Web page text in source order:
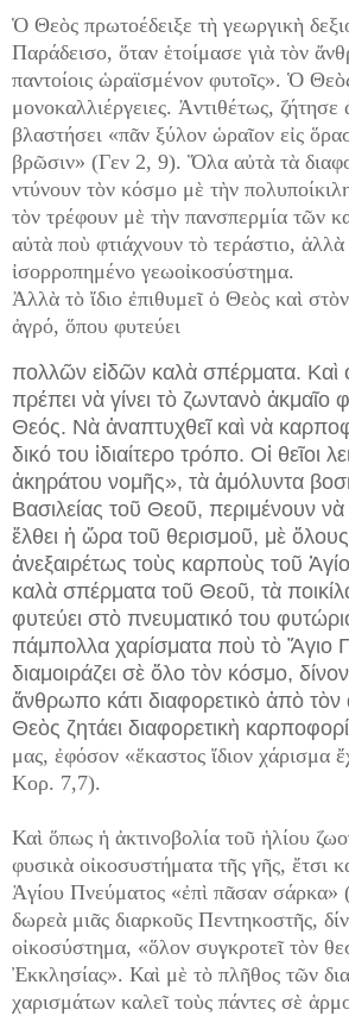
Ὁ Θεὸς πρωτοέδειξε τὴ γεωργικὴ
Παράδεισο, ὅταν ἑτοίμασε γιὰ τὸν
παντοίοις ὡραϊσμένον φυτοῖς». Ὁ
μονοκαλλιέργειες. Ἀντιθέτως,
βλαστήσει «πᾶν ξύλον ὡραῖον εἰς
βρῶσιν» (Γεν 2, 9). Ὅλα αὐτὰ τὰ
ντύνουν τὸν κόσμο μὲ τὴν
τὸν τρέφουν μὲ τὴν πανσπερμία τῶν
αὐτὰ ποὺ φτιάχνουν τὸ τεράστιο, ἀλλὰ
ἰσορροπημένο γεωοἰκοσύστημα.
Ἀλλὰ τὸ ἴδιο ἐπιθυμεῖ ὁ Θεὸς καὶ
ἀγρό, ὅπου φυτεύει
πολλῶν εἰδῶν καλὰ σπέρματα. Καὶ
πρέπει νὰ γίνει τὸ ζωντανὸ ἀκμαῖο
Θεός. Νὰ ἀναπτυχθεῖ καὶ νὰ
δικό του ἰδιαίτερο τρόπο. Οἱ θεῖοι
ἀκηράτου νομῆς», τὰ ἀμόλυντα
Βασιλείας τοῦ Θεοῦ, περιμένουν
ἔλθει ἡ ὥρα τοῦ θερισμοῦ, μὲ ὅλους
ἀνεξαιρέτως τοὺς καρποὺς τοῦ
καλὰ σπέρματα τοῦ Θεοῦ, τὰ
φυτεύει στὸ πνευματικό του
πάμπολλα χαρίσματα ποὺ τὸ Ἅγιο
διαμοιράζει σὲ ὅλο τὸν κόσμο,
ἄνθρωπο κάτι διαφορετικὸ ἀπὸ
Θεὸς ζητάει διαφορετικὴ
μας, ἐφόσον «ἕκαστος ἴδιον χάρισμα
Κορ. 7,7).
Καὶ ὅπως ἡ ἀκτινοβολία τοῦ ἡλίου
φυσικὰ οἰκοσυστήματα τῆς γῆς, ἔτσι
Ἁγίου Πνεύματος «ἐπὶ πᾶσαν
δωρεὰ μιᾶς διαρκοῦς Πεντηκοστῆς,
οἰκοσύστημα, «ὅλον συγκροτεῖ τὸν
Ἐκκλησίας». Καὶ μὲ τὸ πλῆθος τῶν
χαρισμάτων καλεῖ τοὺς πάντες σὲ